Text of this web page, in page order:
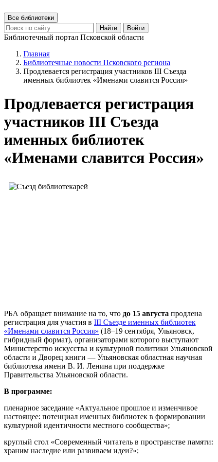
Все библиотеки
Найти
Войти
Библиотечный портал Псковской области
Главная
Библиотечные новости Псковского региона
Продлевается регистрация участников III Съезда
именных библиотек «Именами славится Россия»
Продлевается регистрация
участников III Съезда
именных библиотек
«Именами славится Россия»
РБА обращает внимание на то, что до 15 августа продлена
регистрация для участия в III Съезде именных библиотек
«Именами славится Россия» (18‒19 сентября, Ульяновск,
гибридный формат), организаторами которого выступают
Министерство искусства и культурной политики Ульяновской
области и Дворец книги — Ульяновская областная научная
библиотека имени В. И. Ленина при поддержке
Правительства Ульяновской области.
В программе:
пленарное заседание «Актуальное прошлое и изменчивое
настоящее: потенциал именных библиотек в формировании
культурной идентичности местного сообщества»;
круглый стол «Современный читатель в пространстве памяти:
храним наследие или развиваем идеи?»;